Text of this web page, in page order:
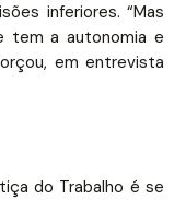
inferiores. “Mas
tem a autonomia e
em entrevista
do Trabalho é se